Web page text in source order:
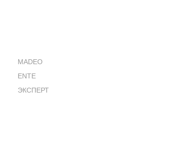
MADEO
ENTE
ЭКСПЕРТ